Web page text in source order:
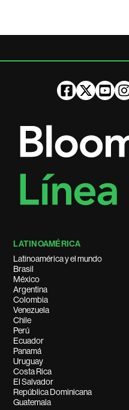
LATINOAMÉRICA
Latinoamérica y el mundo
Brasil
México
Argentina
Colombia
Venezuela
Chile
Perú
Ecuador
Panamá
Uruguay
Costa Rica
El Salvador
República Dominicana
Guatemala